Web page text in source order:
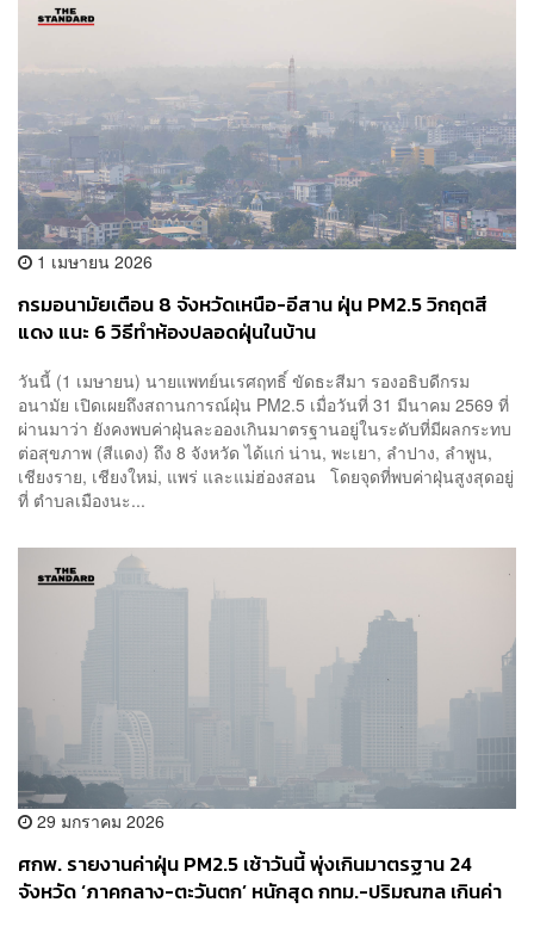
1 เมษายน 2026
กรมอนามัยเตือน 8 จังหวัดเหนือ-อีสาน ฝุ่น PM2.5 วิกฤตสี
แดง แนะ 6 วิธีทำห้องปลอดฝุ่นในบ้าน
วันนี้ (1 เมษายน) นายแพทย์นเรศฤทธิ์ ขัดธะสีมา รองอธิบดีกรม
อนามัย เปิดเผยถึงสถานการณ์ฝุ่น PM2.5 เมื่อวันที่ 31 มีนาคม 2569 ที่
ผ่านมาว่า ยังคงพบค่าฝุ่นละอองเกินมาตรฐานอยู่ในระดับที่มีผลกระทบ
ต่อสุขภาพ (สีแดง) ถึง 8 จังหวัด ได้แก่ น่าน, พะเยา, ลำปาง, ลำพูน,
เชียงราย, เชียงใหม่, แพร่ และแม่ฮ่องสอน โดยจุดที่พบค่าฝุ่นสูงสุดอยู่
ที่ ตำบลเมืองนะ...
29 มกราคม 2026
ศกพ. รายงานค่าฝุ่น PM2.5 เช้าวันนี้ พุ่งเกินมาตรฐาน 24
จังหวัด ‘ภาคกลาง-ตะวันตก’ หนักสุด กทม.-ปริมณฑล เกินค่า